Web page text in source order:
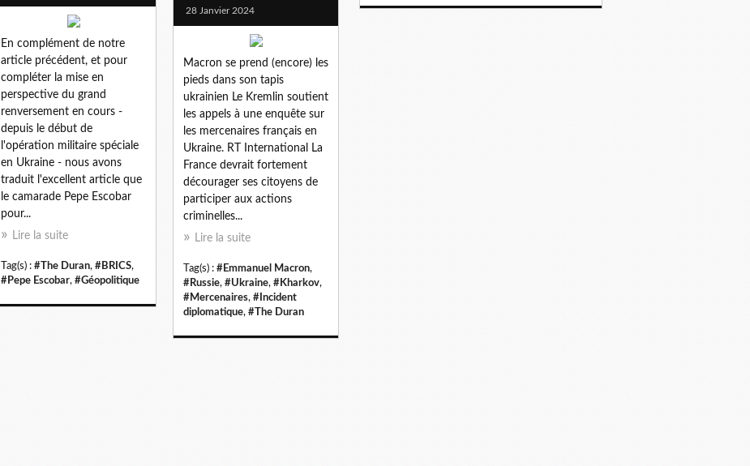
28 Janvier 2024
Macron se prend (encore) les
pieds dans son tapis
ukrainien Le Kremlin soutient
les appels à une enquête sur
les mercenaires français en
Ukraine. RT International La
France devrait fortement
décourager ses citoyens de
participer aux actions
criminelles...
Lire la suite
Tag(s) : #Emmanuel Macron,
#Russie, #Ukraine, #Kharkov,
#Mercenaires, #Incident
diplomatique, #The Duran
En complément de notre
article précédent, et pour
compléter la mise en
perspective du grand
renversement en cours -
depuis le début de
l'opération militaire spéciale
en Ukraine - nous avons
traduit l'excellent article que
le camarade Pepe Escobar
pour...
Lire la suite
Tag(s) : #The Duran, #BRICS,
#Pepe Escobar, #Géopolitique